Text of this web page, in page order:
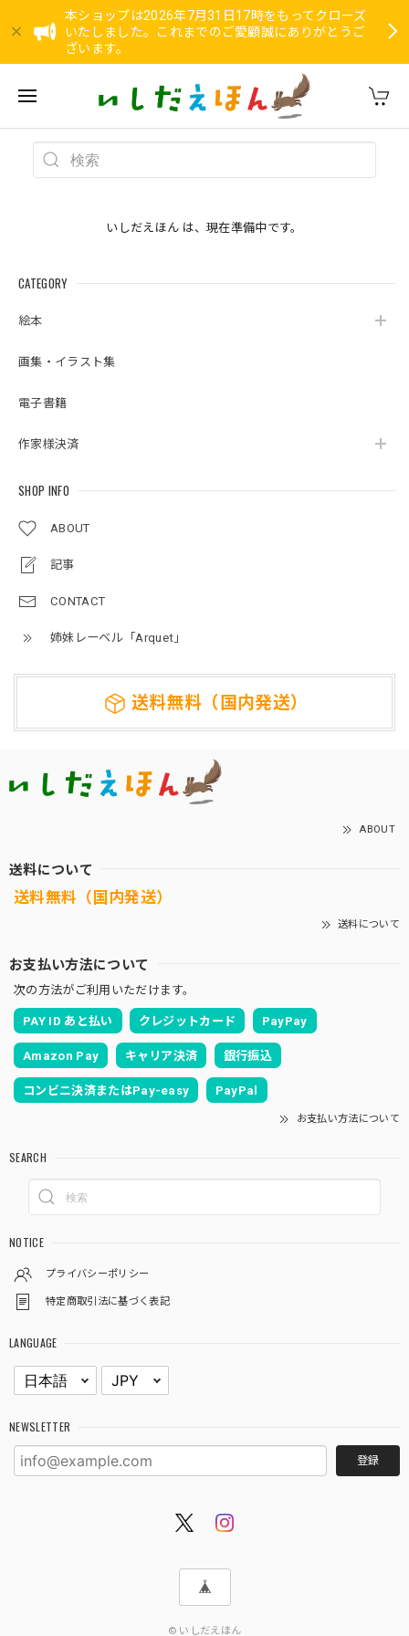
本ショップは2026年7月31日17時をもってクローズ
いたしました。これまでのご愛顧誠にありがとうご
ざいます。
CATEGORY
絵本
画集・イラスト集
電子書籍
作家様決済
SHOP INFO
ABOUT
記事
CONTACT
姉妹レーベル「Arquet」
送料無料（国内発送）
いしだえほん は、現在準備中です。
ABOUT
送料について
送料無料（国内発送）
送料について
お支払い方法について
次の方法がご利用いただけます。
PAY ID あと払い クレジットカード PayPay
Amazon Pay キャリア決済 銀行振込
コンビニ決済またはPay-easy PayPal
お支払い方法について
SEARCH
NOTICE
プライバシーポリシー
特定商取引法に基づく表記
LANGUAGE
NEWSLETTER
登録
© いしだえほん